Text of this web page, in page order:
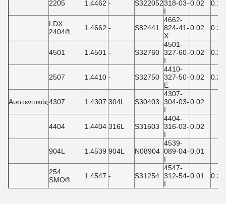
2205 1.4462 - S322052318-03-
I
0.02 0.17
LDX
2404®
1.4662 - S82441
4662-
824-41-
X
0.02 0.27
4501 1.4501 - S32760
4501-
327-60-
I
0.02 0.27
2507 1.4410 - S32750
4410-
327-50-
E
0.02 0.27
Αυστενιτικός4307 1.4307 304L S30403
4307-
304-03-
I
0.02
4404 1.4404 316L S31603
4404-
316-03-
I
0.02
904L 1.4539 904L N08904
4539-
089-04-
I
0.01
254
SMO®
1.4547 - S31254
4547-
312-54-
I
0.01 0.20